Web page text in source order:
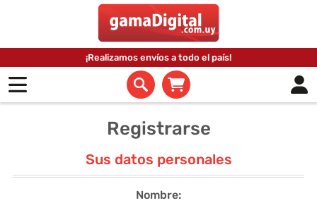
¡Realizamos envíos a todo el país!
Registrarse
Sus datos personales
Nombre: